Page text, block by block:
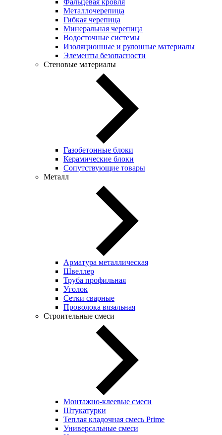
Металлочерепица
Гибкая черепица
Минеральная черепица
Водосточные системы
Изоляционные и рулонные материалы
Элементы безопасности
Стеновые материалы
Газобетонные блоки
Керамические блоки
Сопутствующие товары
Металл
Арматура металлическая
Швеллер
Труба профильная
Уголок
Сетки сварные
Проволока вязальная
Строительные смеси
Монтажно-клеевые смеси
Штукатурки
Теплая кладочная смесь Prime
Универсальные смеси